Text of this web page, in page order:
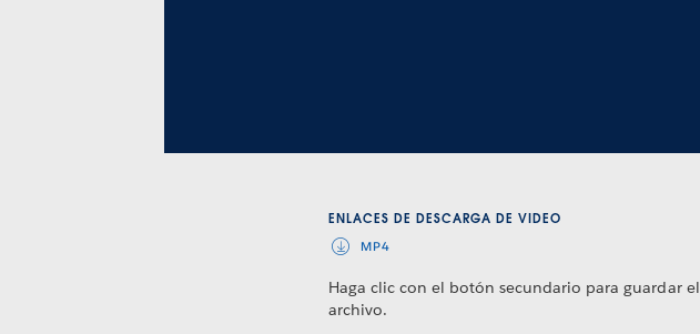
ENLACES DE DESCARGA DE VIDEO
MP4
Haga clic con el botón secundario para guardar el
archivo.